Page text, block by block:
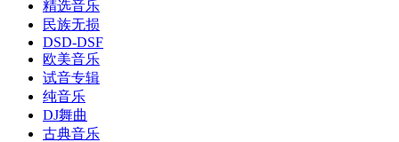
精选音乐
民族无损
DSD-DSF
欧美音乐
试音专辑
纯音乐
DJ舞曲
古典音乐